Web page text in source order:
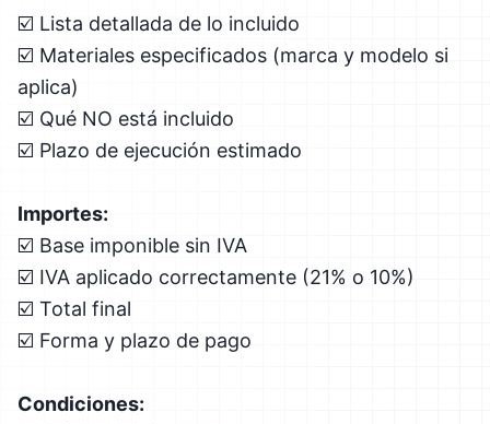
☑️ Lista detallada de lo incluido
☑️ Materiales especificados (marca y modelo si
aplica)
☑️ Qué NO está incluido
☑️ Plazo de ejecución estimado
Importes:
☑️ Base imponible sin IVA
☑️ IVA aplicado correctamente (21% o 10%)
☑️ Total final
☑️ Forma y plazo de pago
Condiciones: